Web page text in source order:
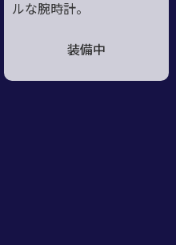
ルな腕時計。
装備中